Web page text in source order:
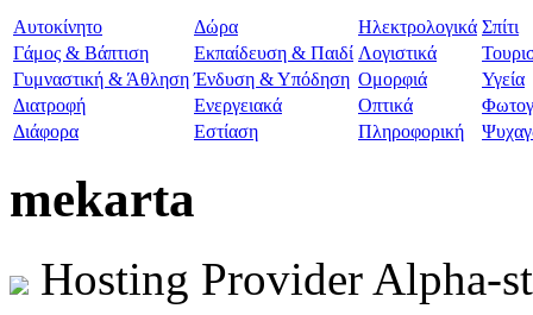
Aυτοκίνητο Δώρα Ηλεκτρολογικά Σπίτι
Γάμος & Βάπτιση
Εκπαίδευση & Παιδί Λογιστικά
Γυμναστική & Άθληση Ένδυση & Υπόδηση Ομορφιά
Υγεία
Διατροφή
Ενεργειακά Οπτικά
Διάφορα
Εστίαση Πληροφορική
mekarta
Hosting Provider Alpha-